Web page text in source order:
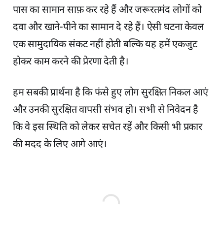
पास का सामान साफ़ कर रहे हैं और जरूरतमंद लोगों को
दवा और खाने-पीने का सामान दे रहे हैं। ऐसी घटना केवल
एक सामुदायिक संकट नहीं होती बल्कि यह हमें एकजुट
होकर काम करने की प्रेरणा देती है।
हम सबकी प्रार्थना है कि फंसे हुए लोग सुरक्षित निकल आएं
और उनकी सुरक्षित वापसी संभव हो। सभी से निवेदन है
कि वे इस स्थिति को लेकर सचेत रहें और किसी भी प्रकार
की मदद के लिए आगे आएं।